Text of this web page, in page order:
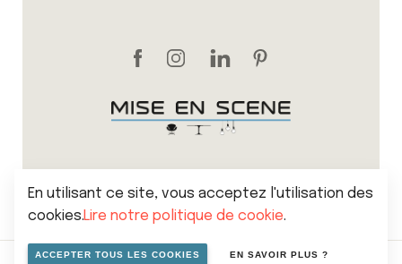
Cookies
En utilisant ce site, vous acceptez l'utilisation des
cookies.Lire notre politique de cookie.
ACCEPTER TOUS LES COOKIES EN SAVOIR PLUS ?